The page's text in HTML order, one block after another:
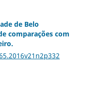
de Belo
comparações com